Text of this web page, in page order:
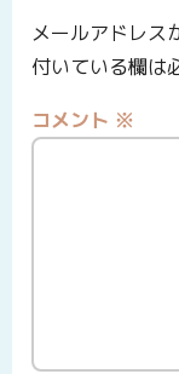
メールアドレス
付いている欄は
コメント ※